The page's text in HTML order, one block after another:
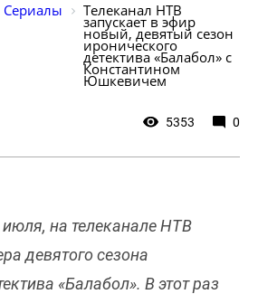
Сериалы Телеканал НТВ
запускает в эфир
новый, девятый сезон
иронического
детектива «Балабол» с
Константином
Юшкевичем
5353 0
на телеканале НТВ
девятого сезона
«Балабол». В этот раз